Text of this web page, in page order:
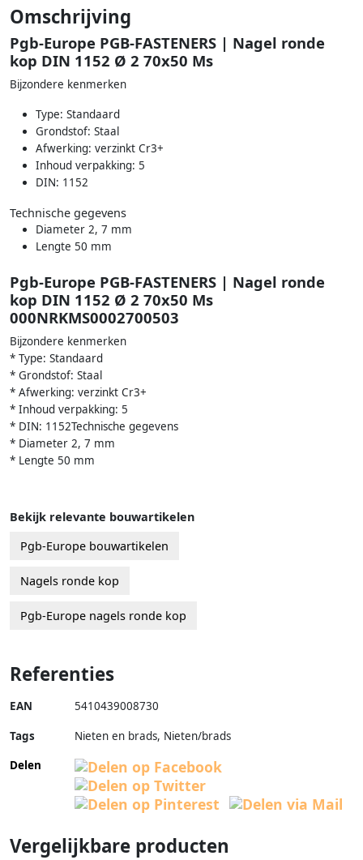
Omschrijving
Pgb-Europe PGB-FASTENERS | Nagel ronde
kop DIN 1152 Ø 2 70x50 Ms
Bijzondere kenmerken
Type: Standaard
Grondstof: Staal
Afwerking: verzinkt Cr3+
Inhoud verpakking: 5
DIN: 1152
Technische gegevens
Diameter 2, 7 mm
Lengte 50 mm
Pgb-Europe PGB-FASTENERS | Nagel ronde
kop DIN 1152 Ø 2 70x50 Ms
000NRKMS0002700503
Bijzondere kenmerken
* Type: Standaard
* Grondstof: Staal
* Afwerking: verzinkt Cr3+
* Inhoud verpakking: 5
* DIN: 1152Technische gegevens
* Diameter 2, 7 mm
* Lengte 50 mm
Bekijk relevante bouwartikelen
Pgb-Europe bouwartikelen
Nagels ronde kop
Pgb-Europe nagels ronde kop
Referenties
EAN 5410439008730
Tags
Nieten en brads, Nieten/brads
Delen
Vergelijkbare producten